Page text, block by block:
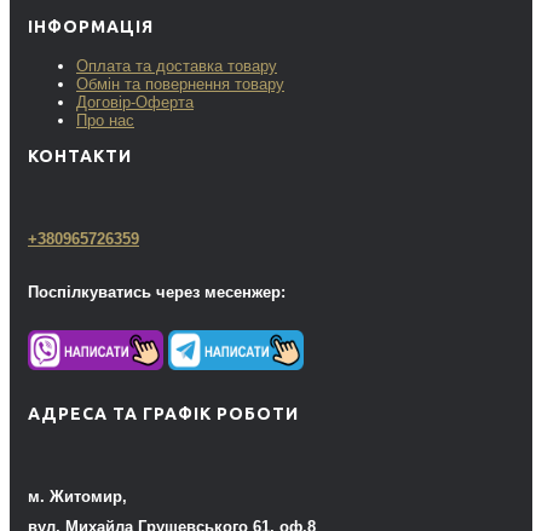
ІНФОРМАЦІЯ
Оплата та доставка товару
Обмін та повернення товару
Договір-Оферта
Про нас
КОНТАКТИ
+380965726359
Поспілкуватись через месенжер:
АДРЕСА ТА ГРАФІК РОБОТИ
м. Житомир,
вул. Михайла Грушевського 61, оф.8